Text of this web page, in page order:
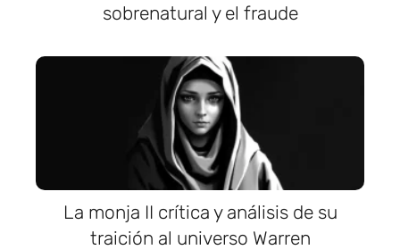
sobrenatural y el fraude
La monja II crítica y análisis de su
traición al universo Warren